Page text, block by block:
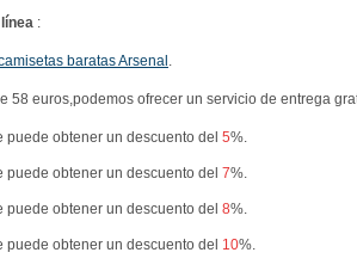
:
baratas Arsenal .
58 euros,podemos ofrecer un servicio de entrega
obtener un descuento del 5%.
obtener un descuento del 7%.
obtener un descuento del 8%.
obtener un descuento del 10%.